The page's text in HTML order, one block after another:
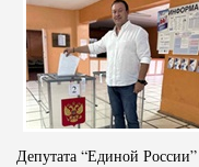
Депутата “Единой